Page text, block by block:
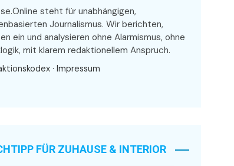
steht für unabhängigen,
Journalismus. Wir berichten,
ein und analysieren ohne Alarmismus, ohne
mit klarem redaktionellem Anspruch.
· Impressum
FÜR ZUHAUSE & INTERIOR